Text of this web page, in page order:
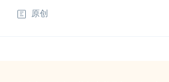
原创